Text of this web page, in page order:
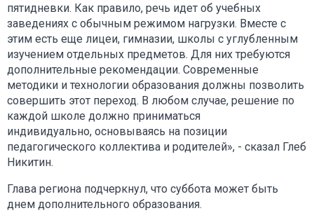
пятидневки. Как правило, речь идет об учебных
заведениях с обычным режимом нагрузки. Вместе с
этим есть еще лицеи, гимназии, школы с углубленным
изучением отдельных предметов. Для них требуются
дополнительные рекомендации. Современные
методики и технологии образования должны позволить
совершить этот переход. В любом случае, решение по
каждой школе должно приниматься
индивидуально, основываясь на позиции
педагогического коллектива и родителей», - сказал Глеб
Никитин.
Глава региона подчеркнул, что суббота может быть
днем дополнительного образования.